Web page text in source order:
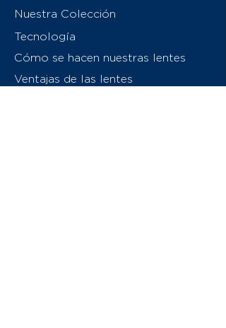
Nuestra Colección
Tecnología
Cómo se hacen nuestras lentes
Ventajas de las lentes